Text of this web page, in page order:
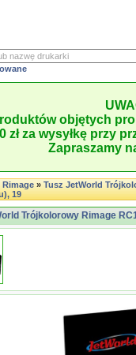
objętych
0 zł za wysyłkę przy
Zapraszamy
Rimage»Tusz JetWorld
19
Trójkolorowy Rimage